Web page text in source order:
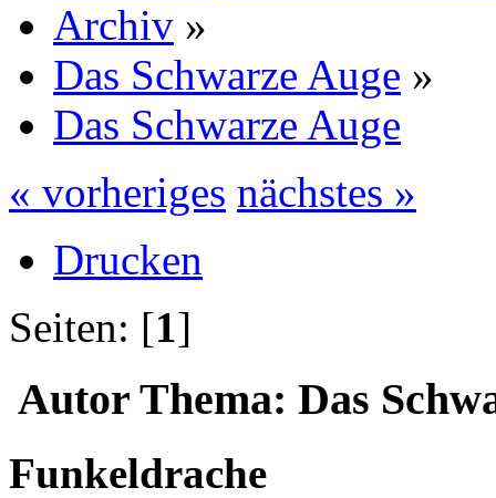
Archiv »
Das Schwarze Auge »
Das Schwarze Auge
« vorheriges nächstes »
Drucken
Seiten: [1]
Autor Thema: Das
Funkeldrache